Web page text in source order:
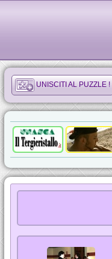
UNISCITI AL PUZZLE !